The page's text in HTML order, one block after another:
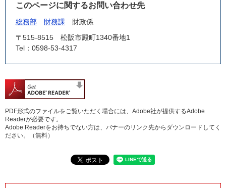
このページに関するお問い合わせ先
総務部 財務課
財政係
〒515-8515
松阪市殿町1340番地1
Tel：0598-53-4317
PDF形式のファイルをご覧いただく場合には、Adobe社が提供するAdobe
Readerが必要です。
Adobe Readerをお持ちでない方は、バナーのリンク先からダウンロードしてく
ださい。（無料）